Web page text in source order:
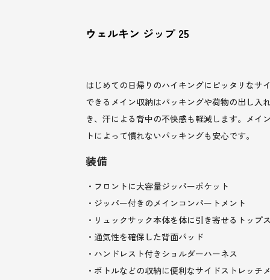
ウェルキン ジップ 25
はじめての日帰りのハイキングにピッタリなサ
できるメイン収納はパッキングや荷物の出し入
き、汗による背中の不快感も軽減します。メイ
トによって慣れないパッキングも安心です。
装備
・フロントに大容量ジッパーポケット
・ジッパー付きのメインコンパートメント
・リュックサック本体を体に引き寄せるトップ
・通気性を確保した背面パッド
・ハンドレスト付きショルダーハーネス
・ボトルなどの収納に便利なサイドストレッチ